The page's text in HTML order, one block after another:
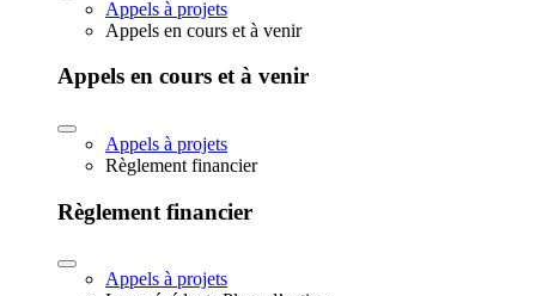
Appels à projets
Appels en cours et à venir
Appels en cours et à venir
Appels à projets
Règlement financier
Règlement financier
Appels à projets